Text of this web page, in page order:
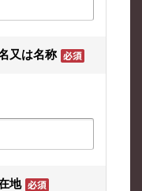
又は名称
地